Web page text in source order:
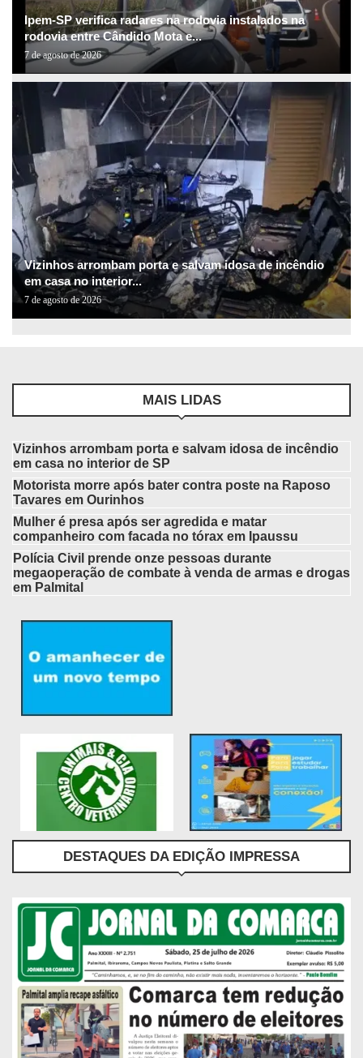
Ipem-SP verifica radares na rodovia instalados na
rodovia entre Cândido Mota e...
7 de agosto de 2026
Vizinhos arrombam porta e salvam idosa de incêndio
em casa no interior...
7 de agosto de 2026
MAIS LIDAS
Vizinhos arrombam porta e salvam idosa de incêndio
em casa no interior de SP
Motorista morre após bater contra poste na Raposo
Tavares em Ourinhos
Mulher é presa após ser agredida e matar
companheiro com facada no tórax em Ipaussu
Polícia Civil prende onze pessoas durante
megaoperação de combate à venda de armas e drogas
em Palmital
DESTAQUES DA EDIÇÃO IMPRESSA